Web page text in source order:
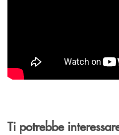
Ti potrebbe